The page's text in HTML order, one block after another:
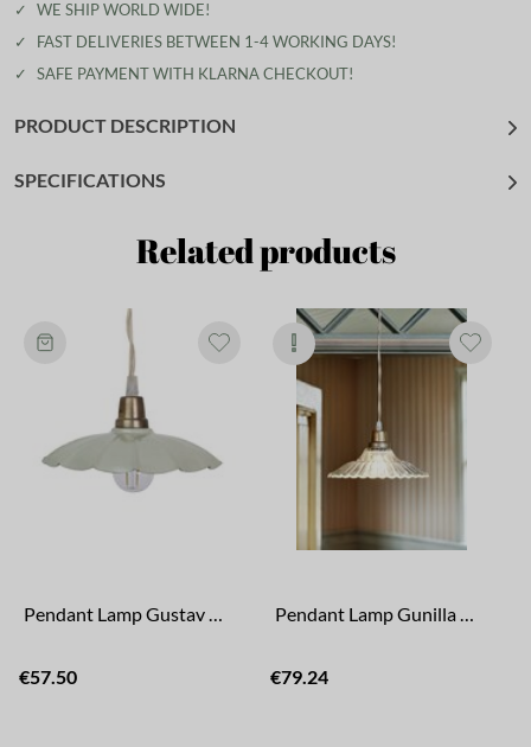
✓
WE SHIP WORLD WIDE!
✓
FAST DELIVERIES BETWEEN 1-4 WORKING DAYS!
✓
SAFE PAYMENT WITH KLARNA CHECKOUT!
PRODUCT DESCRIPTION
SPECIFICATIONS
Related products
Pendant Lamp Gustav Mint
€57.50
Pendant Lamp Gunilla Wide Clear/Antique Brass
€79.24